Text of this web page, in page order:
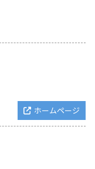
ホームページ